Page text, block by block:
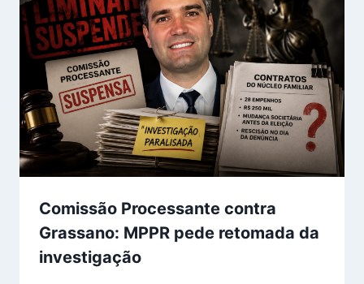
Comissão Processante contra
Grassano: MPPR pede retomada da
investigação